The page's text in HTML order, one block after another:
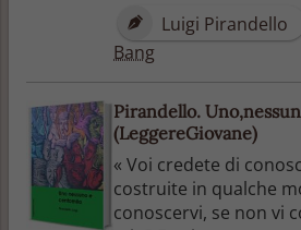
Luigi Pirandello
Bang
Pirandello.
(LeggereGiovane)
« Voi credete di
costruite in qualche
conoscervi, se non vi